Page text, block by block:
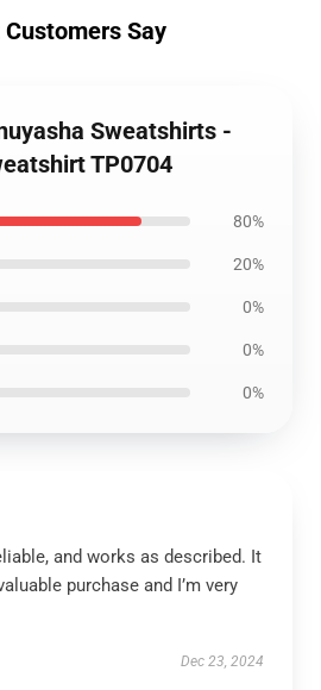
Say
Sweatshirts -
TP0704
80%
20%
0%
0%
0%
and works as described. It
purchase and I’m very
Dec 23, 2024